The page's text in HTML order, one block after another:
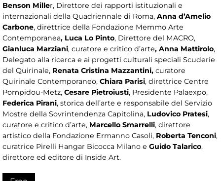
Benson Miller, Direttore dei rapporti istituzionali e
internazionali della Quadriennale di Roma, Anna d’Amelio
Carbone, direttrice della Fondazione Memmo Arte
Contemporanea, Luca Lo Pinto, Direttore del MACRO,
Gianluca Marziani, curatore e critico d’arte, Anna Mattirolo,
Delegato alla ricerca e ai progetti culturali speciali Scuderie
del Quirinale, Renata Cristina Mazzantini, curatore
Quirinale Contemporaneo, Chiara Parisi, direttrice Centre
Pompidou-Metz, Cesare Pietroiusti, Presidente Palaexpo,
Federica Pirani, storica dell’arte e responsabile del Servizio
Mostre della Sovrintendenza Capitolina, Ludovico Pratesi,
curatore e critico d’arte, Marcello Smarrelli, direttore
artistico della Fondazione Ermanno Casoli, Roberta Tenconi,
curatrice Pirelli Hangar Bicocca Milano e Guido Talarico,
direttore ed editore di Inside Art.